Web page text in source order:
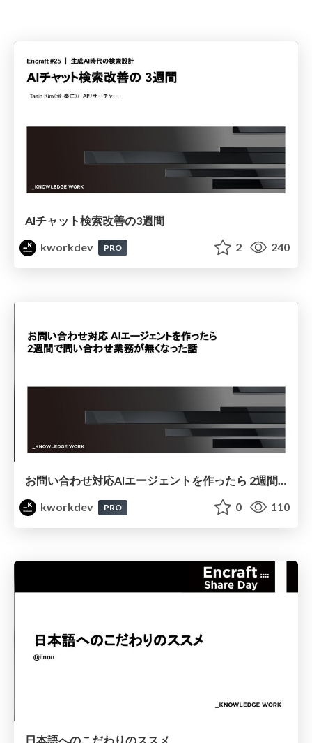
AIチャット検索改善の3週間
kworkdev
PRO 2 240
お問い合わせ対応AIエージェントを作ったら 2週間で問い合わせ業務が無くなった話
kworkdev
PRO 0 110
日本語へのこだわりのススメ